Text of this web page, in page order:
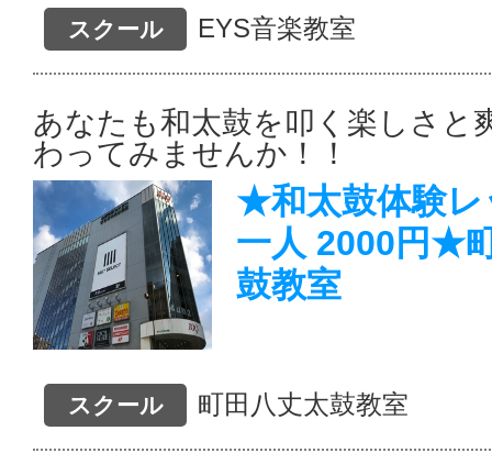
スクール EYS音楽教室
あなたも和太鼓を叩く楽しさと
わってみませんか！！
★和太鼓体験レ
一人 2000円★
鼓教室
スクール 町田八丈太鼓教室